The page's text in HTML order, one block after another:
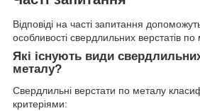
Відповіді на часті запитання
особливості свердлильних верстатів по
Які існують види
металу?
Свердлильні верстати по металу
критеріями: